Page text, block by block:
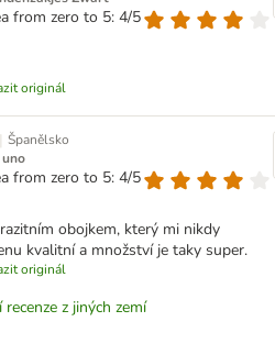
from zero to 5: 4/5
originál
| Španělsko
from zero to 5: 4/5
obojkem, který mi nikdy
kvalitní a množství je taky super.
originál
z jiných zemí